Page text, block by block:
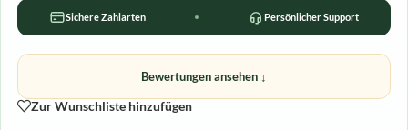
Sichere Zahlarten Persönlicher Support
Bewertungen ansehen ↓
Zur Wunschliste hinzufügen